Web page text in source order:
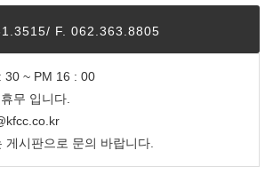
F. 062.363.8805
30 ~ PM 16 : 00
무 입니다.
시판으로 문의 바랍니다.